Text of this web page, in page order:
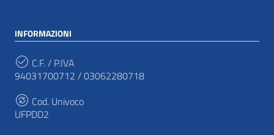
INFORMAZIONI
C.F. / P.IVA
94031700712 / 03062280718
Cod. Univoco
UFPDD2